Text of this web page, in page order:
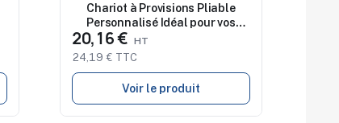
Chariot à Provisions Pliable
Personnalisé Idéal pour vos
Courses - CARRO
20,16 €
24,19 € TTC
Voir le produit